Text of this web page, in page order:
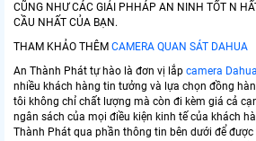
CŨNG NHƯ CÁC GIẢI PHHÁP AN NINH TỐT N
CẦU NHẤT CỦA BẠN.
THAM KHẢO THÊM CAMERA QUAN SÁT DAHUA
An Thành Phát tự hào là đơn vị lắp camera
nhiều khách hàng tin tưởng và lựa chọn đồng
tôi không chỉ chất lượng mà còn đi kèm giá cả
ngân sách của mọi điều kiện kinh tế của khách
Thành Phát qua phần thông tin bên dưới để được